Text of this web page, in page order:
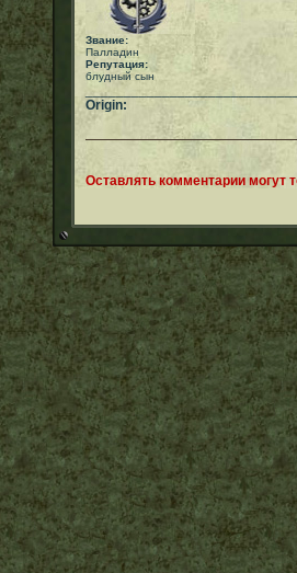
Звание:
Палладин
Репутация:
блудный сын
Origin:
Оставлять комментарии могут